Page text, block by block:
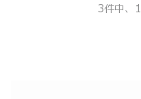
3件中、